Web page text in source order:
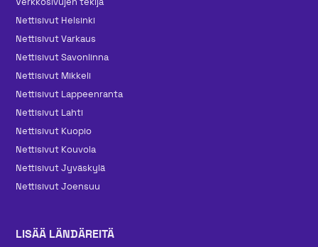
Nettisivut Helsinki
Nettisivut Varkaus
Nettisivut Savonlinna
Nettisivut Mikkeli
Nettisivut Lappeenranta
Nettisivut Lahti
Nettisivut Kuopio
Nettisivut Kouvola
Nettisivut Jyväskylä
Nettisivut Joensuu
LISÄÄ LÄNDÄREITÄ